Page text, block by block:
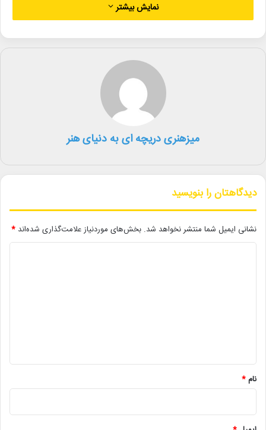
کروز در زمان ورود تعادل یک عکاس را به هم زد اما به او کمک کرد از
روی زمین بلند شود.
ویکتوریا بکام در اینستاگرام خود از این جشن به عنوان “بهترین شب
زندگی‌اش” یاد کرده است.
دیگر خبرها
نمایش بیشتر
میزهنری دریچه ای به دنیای هنر
دیدگاهتان را بنویسید
نشانی ایمیل شما منتشر نخواهد شد. بخش‌های موردنیاز علامت‌گذاری شده‌اند *
نام*